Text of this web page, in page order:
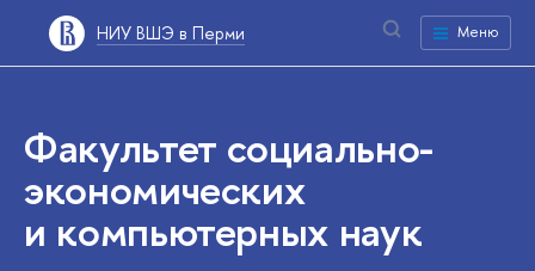
НИУ ВШЭ в Перми Меню
Факультет социально-
экономических
и компьютерных наук